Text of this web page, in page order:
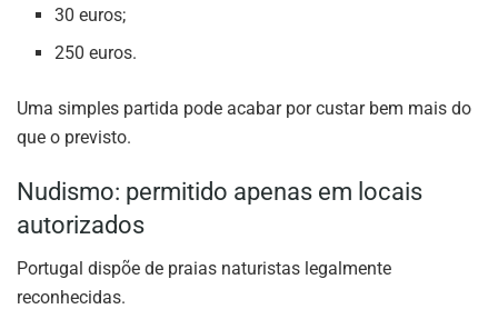
30 euros;
250 euros.
Uma simples partida pode acabar por custar bem mais do
que o previsto.
Nudismo: permitido apenas em locais
autorizados
Portugal dispõe de praias naturistas legalmente
reconhecidas.